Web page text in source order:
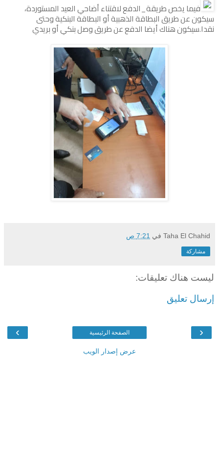
فيما يخص طريقة_الدفع لاقتناء أضاحي العيد المستوردة،
سيكون عن طريق البطاقة الذهبية أو البطاقة البنكية وحتى
نقدا.سيكون هناك أيضا الدفع عن طريق وصل بنكي أو بريدي
Taha El Chahid في 7:21 ص
مشاركة
ليست هناك تعليقات:
إرسال تعليق
‹
› الصفحة الرئيسية
عرض إصدار الويب